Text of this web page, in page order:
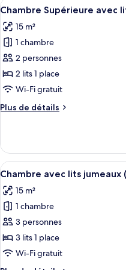
de
Chambre
Simple
Afficher
toutes
les
photos
pour
ce
type
chambre :
avec
lits
jumeaux
13
Chambre Supérieure avec
15 m²
1 chambre
2 personnes
2 lits 1 place
Wi-Fi gratuit
Plus de détails
Plus
le
type
de
Chambre
Supérieure
avec
lits
jumeaux
Afficher
toutes
les
photos
pour
ce
type
5
Chambre avec lits
15 m²
1 chambre
3 personnes
3 lits 1 place
Wi-Fi gratuit